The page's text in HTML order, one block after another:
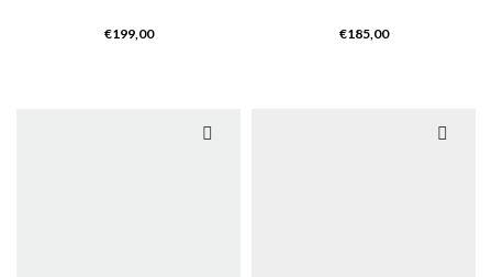
€199,00 €185,00